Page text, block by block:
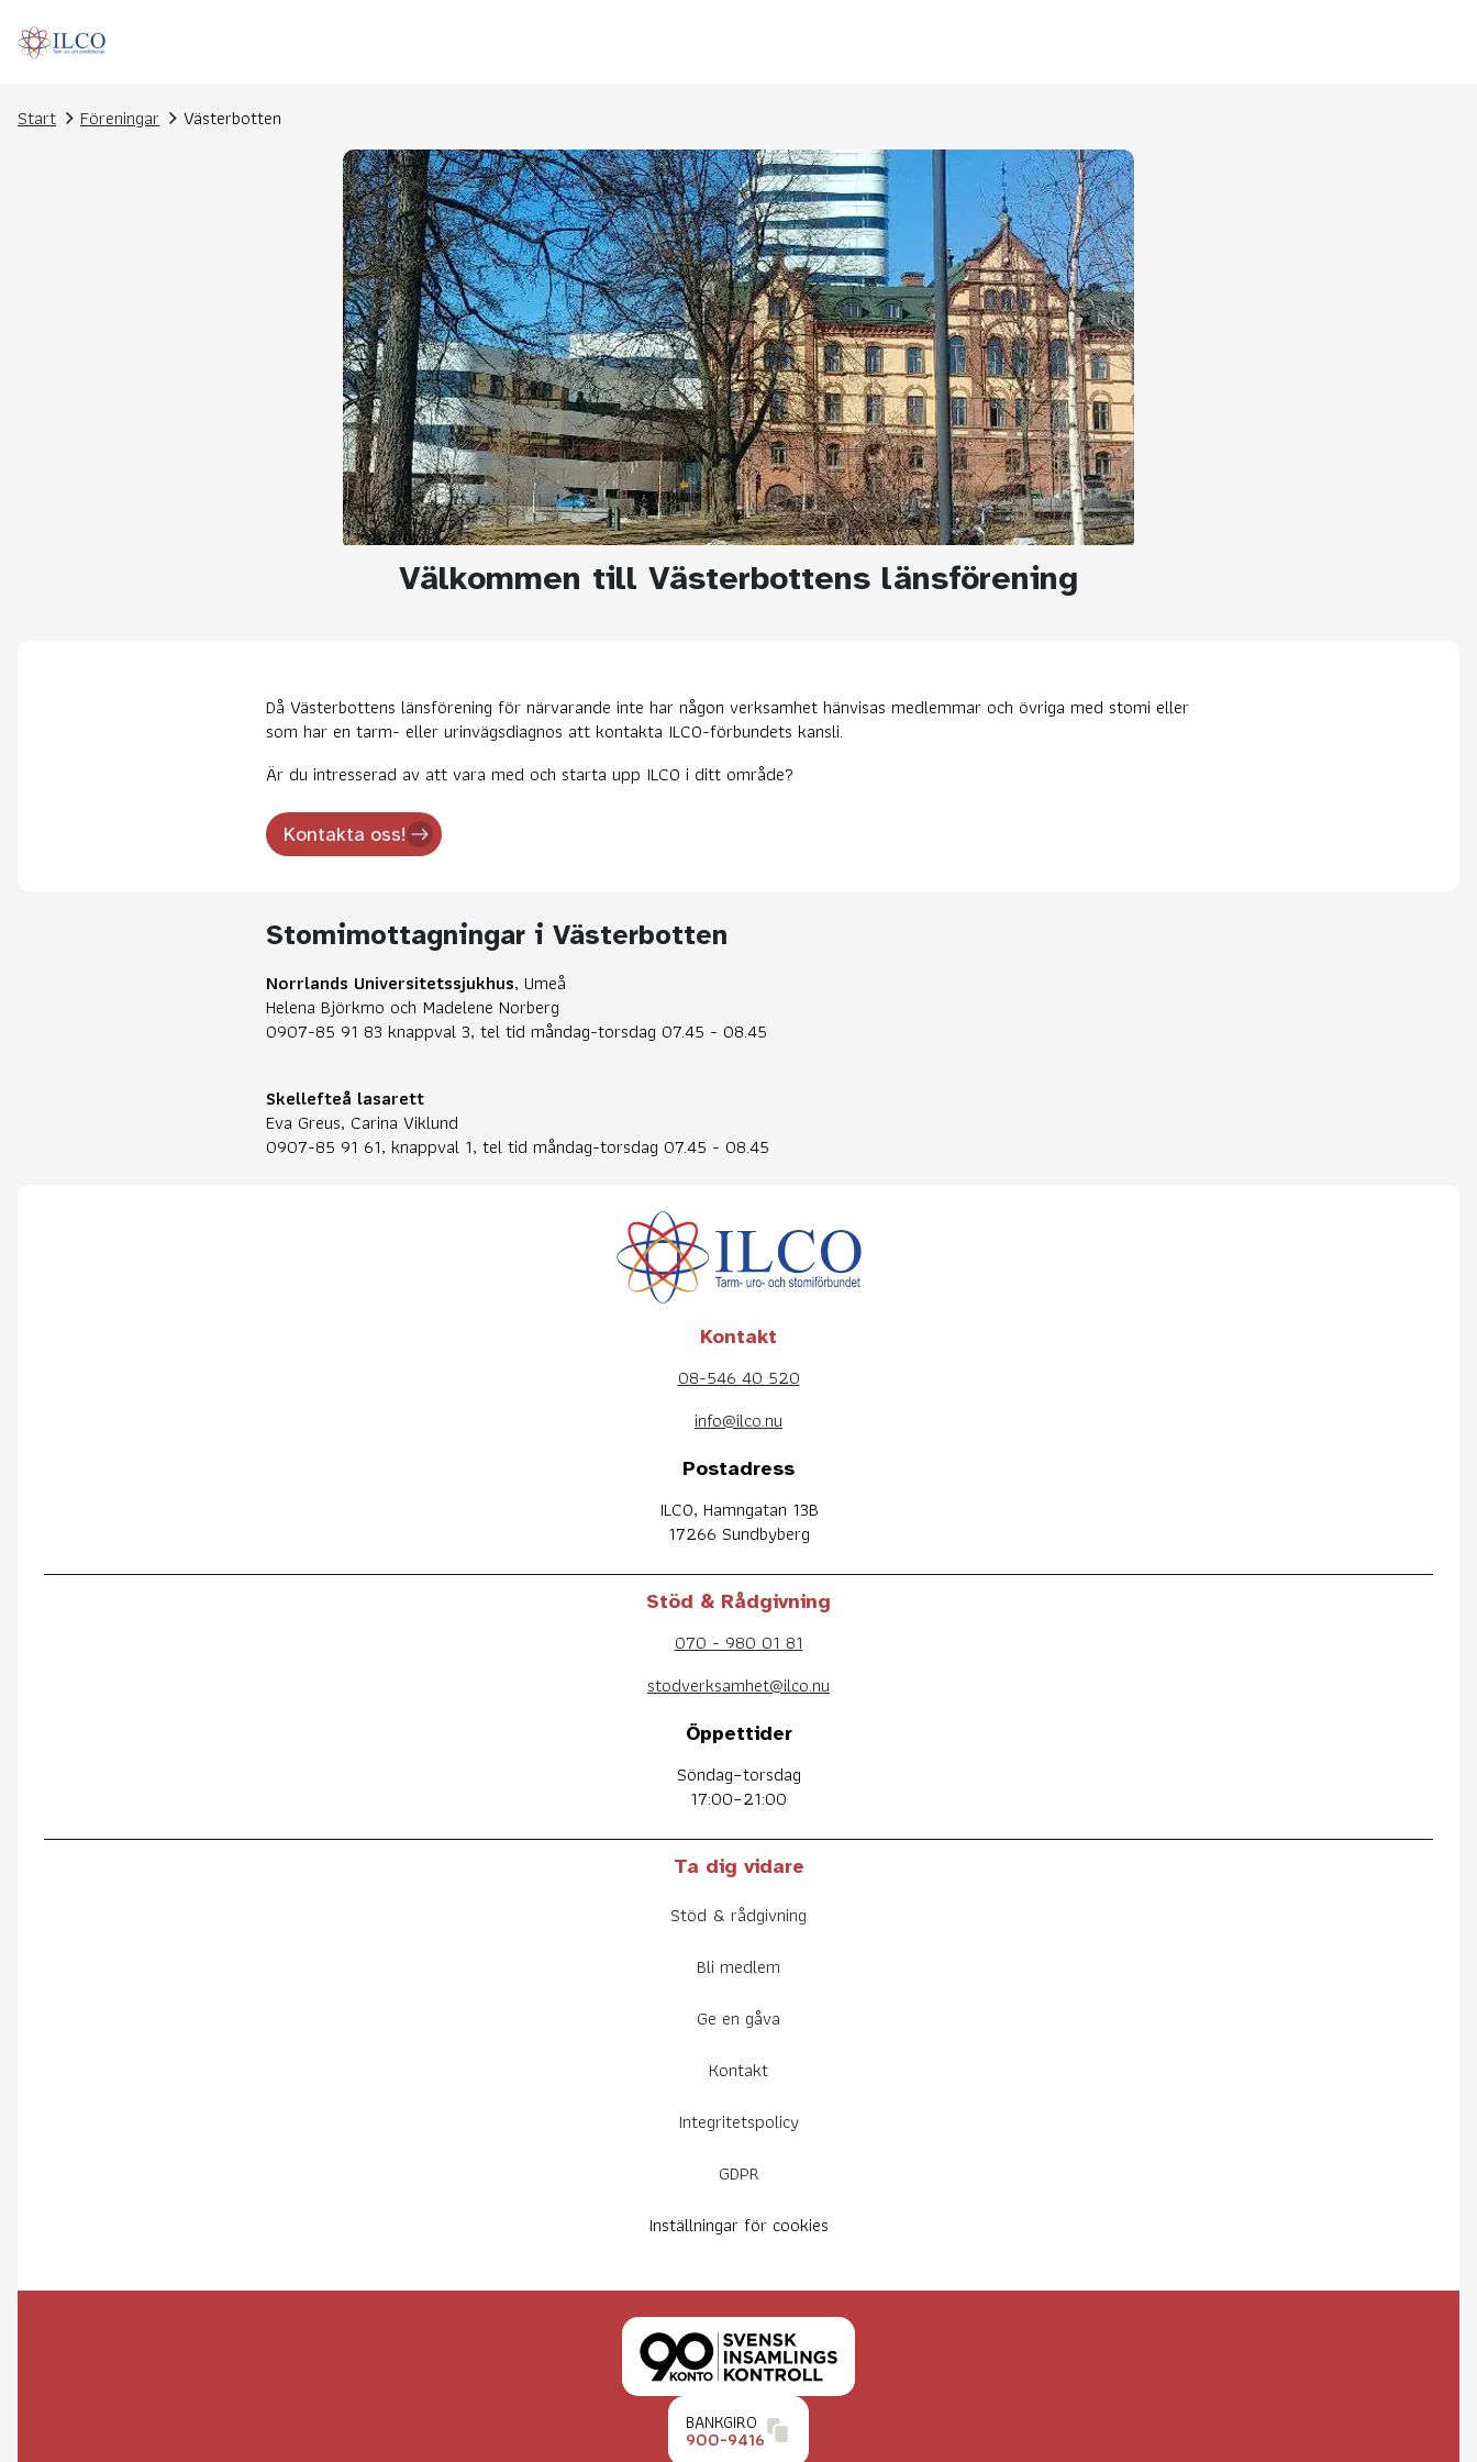
Start Föreningar Västerbotten
Välkommen till Västerbottens länsförening
Då Västerbottens länsförening för närvarande inte har någon verksamhet hänvisas medlemmar och övriga med stomi eller
som har en tarm- eller urinvägsdiagnos att kontakta ILCO-förbundets kansli.
Är du intresserad av att vara med och starta upp ILCO i ditt område?
Kontakta oss!
Stomimottagningar i Västerbotten
Norrlands Universitetssjukhus, Umeå
Helena Björkmo och Madelene Norberg
0907-85 91 83 knappval 3, tel tid måndag-torsdag 07.45 - 08.45
Skellefteå lasarett
Eva Greus, Carina Viklund
0907-85 91 61, knappval 1, tel tid måndag-torsdag 07.45 - 08.45
Kontakt
08-546 40 520
info@ilco.nu
Postadress
ILCO, Hamngatan 13B
17266 Sundbyberg
Stöd & Rådgivning
070 - 980 01 81
stodverksamhet@ilco.nu
Öppettider
Söndag–torsdag
17:00–21:00
Ta dig vidare
Stöd & rådgivning
Bli medlem
Ge en gåva
Kontakt
Integritetspolicy
GDPR
Inställningar för cookies
BANKGIRO
900-9416